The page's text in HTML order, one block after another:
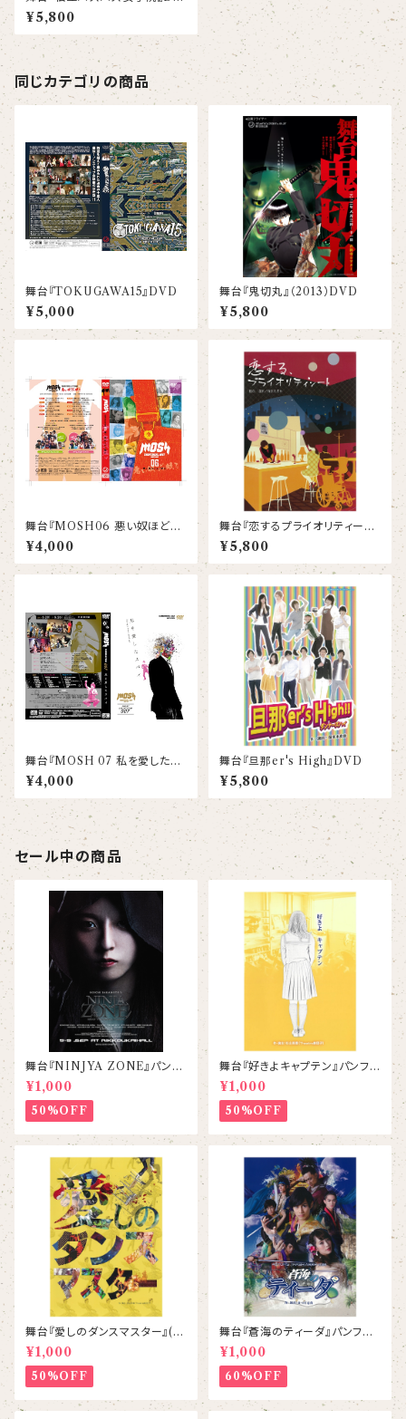
D
¥5,800
同じカテゴリの商品
舞台『TOKUGAWA15』DVD
¥5,000
舞台『鬼切丸』（2013）DVD
¥5,800
舞台『MOSH06 悪い奴ほどよ
く眠る』DVD
¥4,000
舞台『恋するプライオリティーシ
ート』DVD
¥5,800
舞台『MOSH 07 私を愛したス
パイ』DVD
¥4,000
舞台『旦那er's High』DVD
¥5,800
セール中の商品
舞台『NINJYA ZONE』パンフ
レット
¥1,000
50%OFF
舞台『好きよキャプテン』パンフレ
ット
¥1,000
50%OFF
舞台『愛しのダンスマスター』(2
014) パンフレット
¥1,000
50%OFF
舞台『蒼海のティーダ』パンフレ
ット
¥1,000
60%OFF